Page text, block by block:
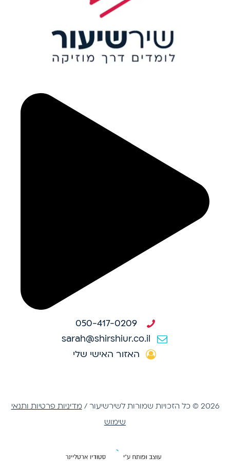
050-417-0209
sarah@shirshiur.co.il
האזור האישי שלי
2026 © כל הזכויות שמורות לשירשיעור /
מדיניות פרטיות ותנאי
שימוש